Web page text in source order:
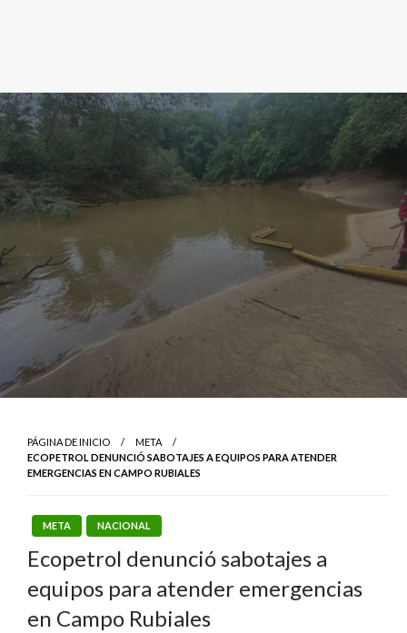
PÁGINA DE INICIO
META
ECOPETROL DENUNCIÓ SABOTAJES A EQUIPOS PARA ATENDER
EMERGENCIAS EN CAMPO RUBIALES
META NACIONAL
Ecopetrol denunció sabotajes a
equipos para atender emergencias
en Campo Rubiales